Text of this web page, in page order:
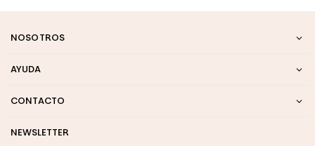
NOSOTROS
AYUDA
CONTACTO
NEWSLETTER